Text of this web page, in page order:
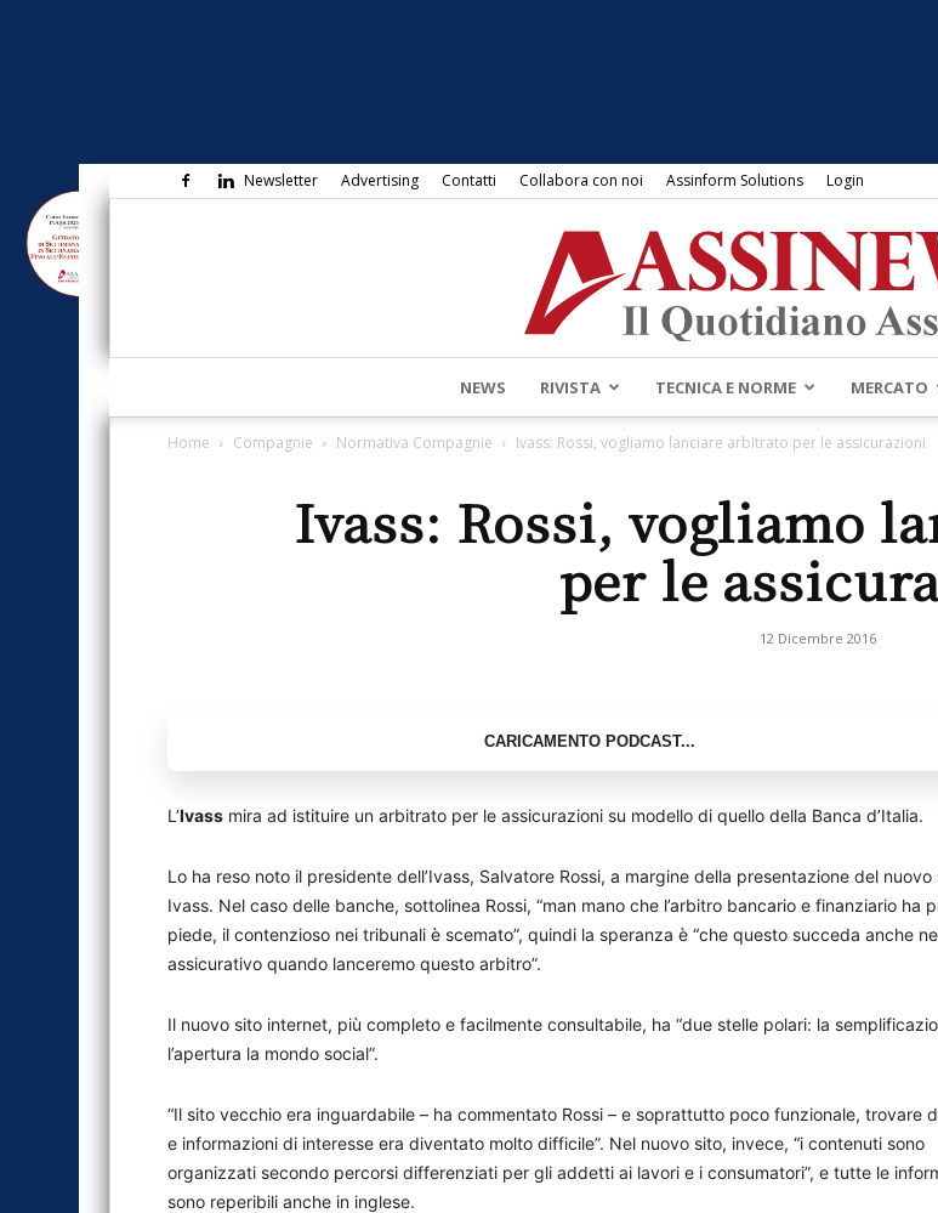
Newsletter Advertising Contatti Collabora con noi Assinform Solutions Login
Assinews.it
NEWS RIVISTA TECNICA E NORME MERCATO
Home Compagnie Normativa Compagnie Ivass: Rossi, vogliamo lanciare arbitrato per le assicurazioni
Ivass: Rossi, vogliamo
per le
12 Dicembre 2016
L’Ivass mira ad istituire un arbitrato per le assicurazioni su modello di quello della Banca d’Italia.
Lo ha reso noto il presidente dell’Ivass, Salvatore Rossi, a margine della presentazione del nuovo
Ivass. Nel caso delle banche, sottolinea Rossi, “man mano che l’arbitro bancario e finanziario ha
piede, il contenzioso nei tribunali è scemato”, quindi la speranza è “che questo succeda anche
assicurativo quando lanceremo questo arbitro”.
Il nuovo sito internet, più completo e facilmente consultabile, ha “due stelle polari: la
l’apertura la mondo social”.
“Il sito vecchio era inguardabile – ha commentato Rossi – e soprattutto poco funzionale, trovare
e informazioni di interesse era diventato molto difficile”. Nel nuovo sito, invece, “i contenuti sono
organizzati secondo percorsi differenziati per gli addetti ai lavori e i consumatori”, e tutte le
sono reperibili anche in inglese.